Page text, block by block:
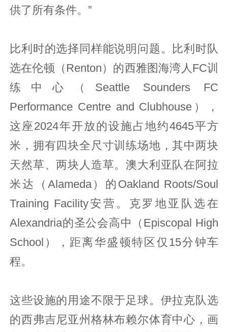
供了所有条件。”
比利时的选择同样能说明问题。比利时队
选在伦顿（Renton）的西雅图海湾人FC训
练中心（Seattle Sounders FC
Performance Centre and Clubhouse），
这座2024年开放的设施占地约4645平方
米，拥有四块全尺寸训练场地，其中两块
天然草、两块人造草。澳大利亚队在阿拉
米达（Alameda）的Oakland Roots/Soul
Training Facility安营。克罗地亚队选在
Alexandria的圣公会高中（Episcopal High
School），距离华盛顿特区仅15分钟车
程。
这些设施的用途不限于足球。伊拉克队选
的西弗吉尼亚州格林布赖尔体育中心，画